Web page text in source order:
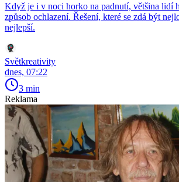
Když je i v noci horko na padnutí, většina lidí
způsob ochlazení. Řešení, které se zdá být
nejlepší.
Světkreativity
dnes, 07:22
3 min
Reklama